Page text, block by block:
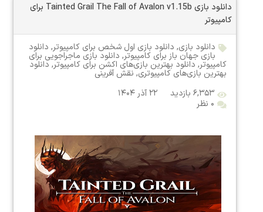
دانلود بازی Tainted Grail The Fall of Avalon v1.15b برای
کامپیوتر
دانلود بازی, دانلود بازی اول شخص برای کامپیوتر, دانلود
بازی جهان باز برای کامپیوتر, دانلود بازی ماجراجویی برای
کامپیوتر, دانلود بهترین بازی‌های اکشن برای کامپیوتر,دانلود
بهترین بازی‌های کامپیوتری,نقش آفرینی
۶,۳۵۳ بازدید
۲۲ آذر ۱۴۰۴
۰ نظر